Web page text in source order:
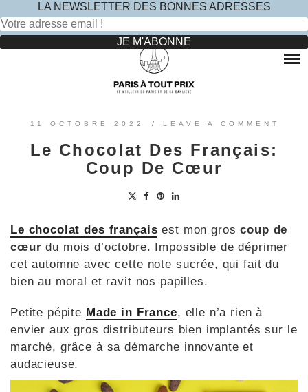
Rechercher :
Skip
OÙ MANGER DANS LE MARAIS ?
OÙ MANGER DANS PARIS 5 -ÈME ?
OÙ MANGER DANS LE 15ÈME ?
SORTIES ENFANTS
PARCS ATTRACTION BANLIEUE
11 OCTOBRE 2022 / LEAVE A COMMENT
Le Chocolat Des Français:
Coup De Cœur
Le chocolat des français est mon groscoup de
cœur du mois d’octobre. Impossible de déprimer
cet automne avec cette note sucrée, qui fait du
bien au moral et ravit nos papilles.
Petite pépite Made in France, elle n’a rien à
envier aux gros distributeurs bien implantés sur le
marché, grâce à sa démarche innovante et
audacieuse.
LA NEWSLETTER DES BONNES ADRESSES